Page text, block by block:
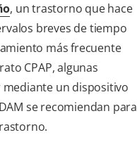
, un trastorno que hace
breves de tiempo
más frecuente
CPAP, algunas
un dispositivo
se recomiendan para